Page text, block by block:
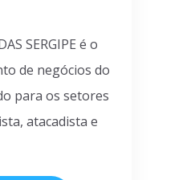
SERGIPE é o
de negócios do
para os setores
atacadista e